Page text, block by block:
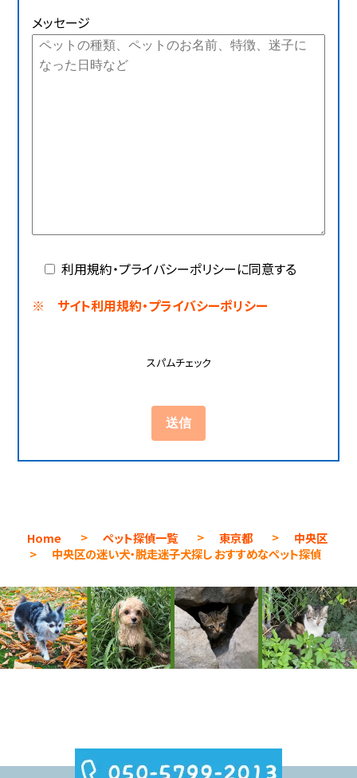
メッセージ
利用規約・プライバシーポリシーに同意する
※ サイト利用規約・プライバシーポリシー
スパムチェック
Home > ペット探偵一覧 > 東京都 >
中央区
>
中央区の迷い犬・脱走迷子犬探し おすすめなペット探偵